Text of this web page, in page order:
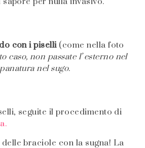
con i piselli(come nella foto
caso, non passate l’esterno nel
nel sugo.
seguite il procedimento di
braciole con la sugna! La